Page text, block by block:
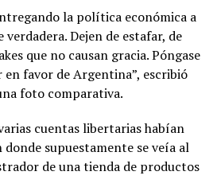
la política económica a
Dejen de estafar, de
que no causan gracia. Póngase
en favor de Argentina”, escribió
foto comparativa.
cuentas libertarias habían
supuestamente se veía al
de una tienda de productos